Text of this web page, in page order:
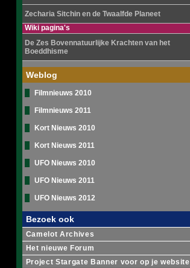
Zecharia Sitchin en de Twaalfde Planeet
Wiki pagina's
De Zes Bovennatuurlijke Krachten van het
Boeddhisme
Weblog
Filmnieuws 2010
Filmnieuws 2011
Kort Nieuws 2010
Kort Nieuws 2011
UFO Nieuws 2010
UFO Nieuws 2011
UFO Nieuws 2012
Bezoek ook
Camelot Archives
Het nieuwe Forum
Project Stargate Banner voor op je website